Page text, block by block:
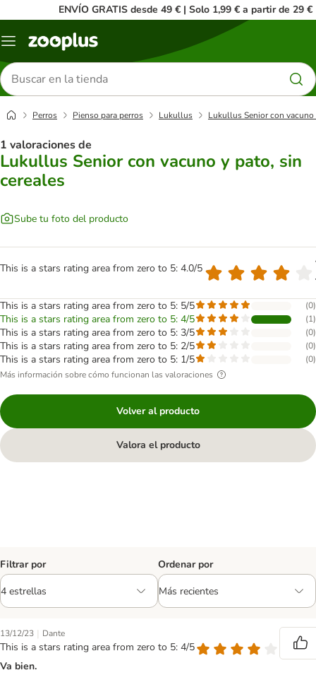
ENVÍO GRATIS desde 49 € | Solo 1,99 € a partir de 29 €
Menú
Buscar
productos
Perros Pienso para perros Lukullus Lukullus Senior con vacuno
1 valoraciones de
Lukullus Senior con vacuno y pato, sin
cereales
Sube tu foto del producto
This is a stars rating area from zero to 5: 4.0/5
This is a stars rating area from zero to 5: 5/5 (0)
This is a stars rating area from zero to 5: 4/5 (1)
This is a stars rating area from zero to 5: 3/5 (0)
This is a stars rating area from zero to 5: 2/5 (0)
This is a stars rating area from zero to 5: 1/5 (0)
Más información sobre cómo funcionan las valoraciones
Volver al producto
Valora el producto
Filtrar por Ordenar por
13/12/23 | Dante
This is a stars rating area from zero to 5: 4/5
Va bien.